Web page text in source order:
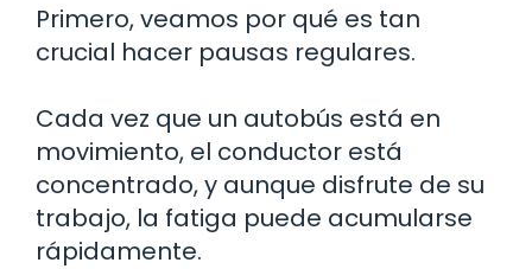
Primero, veamos por qué es tan
crucial hacer pausas regulares.
Cada vez que un autobús está en
movimiento, el conductor está
concentrado, y aunque disfrute de su
trabajo, la fatiga puede acumularse
rápidamente.